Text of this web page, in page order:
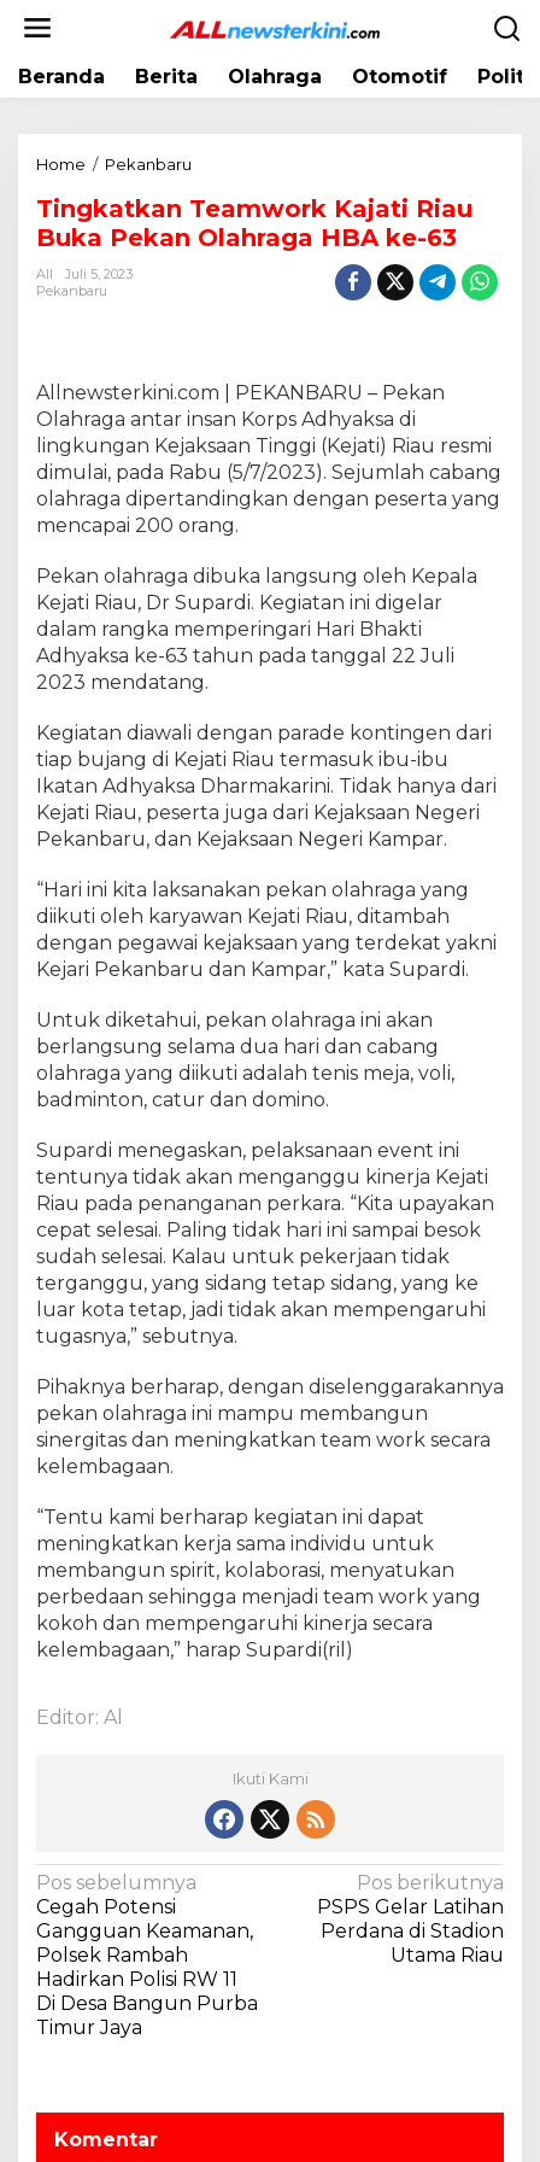
Beranda Berita Olahraga Otomotif
Home / Pekanbaru
g
T
e
a
m
w
o
k
K
a
j
t
R
i
a
u
B
k
a
P
a
n
O
l
a
r
a
g
a
H
A
k
e
6
3
Tingkatkan Teamwork Kajati Riau
Buka Pekan Olahraga HBA ke-63
All
Juli 5, 2023
Pekanbaru
Allnewsterkini.com | PEKANBARU – Pekan
Olahraga antar insan Korps Adhyaksa di
lingkungan Kejaksaan Tinggi (Kejati) Riau resmi
dimulai, pada Rabu (5/7/2023). Sejumlah cabang
olahraga dipertandingkan dengan peserta yang
mencapai 200 orang.
Pekan olahraga dibuka langsung oleh Kepala
Kejati Riau, Dr Supardi. Kegiatan ini digelar
dalam rangka memperingari Hari Bhakti
Adhyaksa ke-63 tahun pada tanggal 22 Juli
2023 mendatang.
Kegiatan diawali dengan parade kontingen dari
tiap bujang di Kejati Riau termasuk ibu-ibu
Ikatan Adhyaksa Dharmakarini. Tidak hanya dari
Kejati Riau, peserta juga dari Kejaksaan Negeri
Pekanbaru, dan Kejaksaan Negeri Kampar.
“Hari ini kita laksanakan pekan olahraga yang
diikuti oleh karyawan Kejati Riau, ditambah
dengan pegawai kejaksaan yang terdekat yakni
Kejari Pekanbaru dan Kampar,” kata Supardi.
Untuk diketahui, pekan olahraga ini akan
berlangsung selama dua hari dan cabang
olahraga yang diikuti adalah tenis meja, voli,
badminton, catur dan domino.
Supardi menegaskan, pelaksanaan event ini
tentunya tidak akan menganggu kinerja Kejati
Riau pada penanganan perkara. “Kita upayakan
cepat selesai. Paling tidak hari ini sampai besok
sudah selesai. Kalau untuk pekerjaan tidak
terganggu, yang sidang tetap sidang, yang ke
luar kota tetap, jadi tidak akan mempengaruhi
tugasnya,” sebutnya.
Pihaknya berharap, dengan diselenggarakannya
pekan olahraga ini mampu membangun
sinergitas dan meningkatkan team work secara
kelembagaan.
“Tentu kami berharap kegiatan ini dapat
meningkatkan kerja sama individu untuk
membangun spirit, kolaborasi, menyatukan
perbedaan sehingga menjadi team work yang
kokoh dan mempengaruhi kinerja secara
kelembagaan,” harap Supardi(ril)
Editor: Al
Ikuti Kami
N
a
v
i
g
i
Pos sebelumnya
Cegah Potensi
Gangguan Keamanan,
Polsek Rambah
Hadirkan Polisi RW 11
Di Desa Bangun Purba
Timur Jaya
Pos berikutnya
PSPS Gelar Latihan
Perdana di Stadion
Utama Riau
Komentar